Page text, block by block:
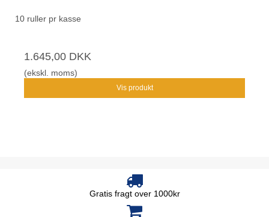
10 ruller pr kasse
1.645,00 DKK
(ekskl. moms)
Vis produkt
Gratis fragt over 1000kr